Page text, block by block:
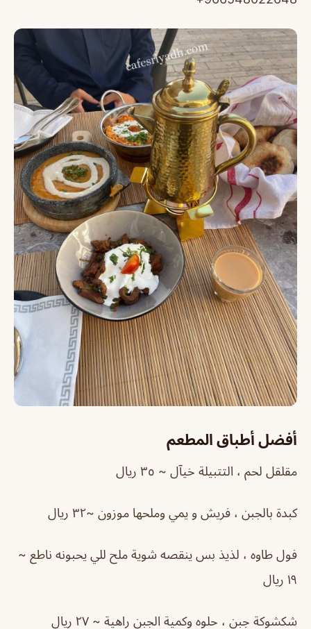
أفضل أطباق المطعم
مقلقل لحم ، التتبيلة خيآل ~ ٣٥ ريال
كبدة بالجبن ، فريش و يمي وملحها موزون ~٣٢ ريال
فول طاوه ، لذيذ بس ينقصه شوية ملح للي يحبونه ناطع ~
١٩ ريال
شكشوكة جبن ، حلوه وكمية الجبن راهية ~ ٢٧ ريال